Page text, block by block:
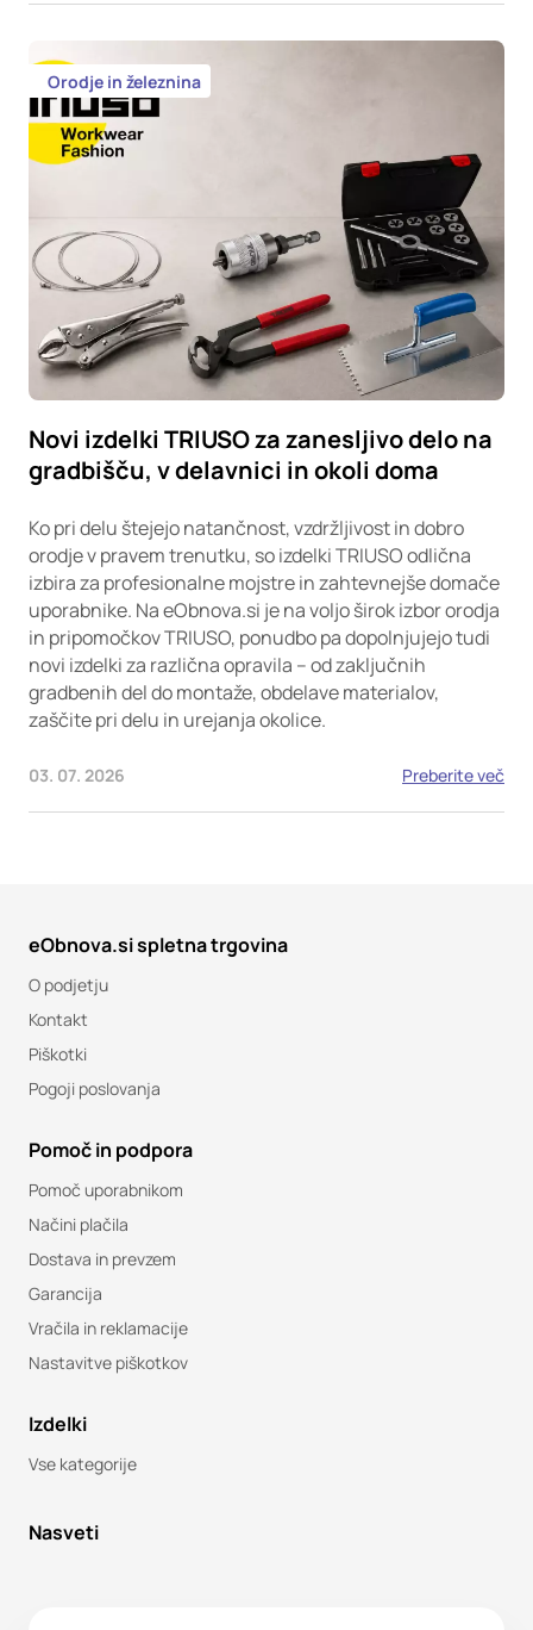
Orodje in železnina
Novi izdelki TRIUSO za zanesljivo delo na
gradbišču, v delavnici in okoli doma
Ko pri delu štejejo natančnost, vzdržljivost in dobro
orodje v pravem trenutku, so izdelki TRIUSO odlična
izbira za profesionalne mojstre in zahtevnejše domače
uporabnike. Na eObnova.si je na voljo širok izbor orodja
in pripomočkov TRIUSO, ponudbo pa dopolnjujejo tudi
novi izdelki za različna opravila – od zaključnih
gradbenih del do montaže, obdelave materialov,
zaščite pri delu in urejanja okolice.
03. 07. 2026 Preberite več
eObnova.si spletna trgovina
O podjetju
Kontakt
Piškotki
Pogoji poslovanja
Pomoč in podpora
Pomoč uporabnikom
Načini plačila
Dostava in prevzem
Garancija
Vračila in reklamacije
Nastavitve piškotkov
Izdelki
Vse kategorije
Nasveti